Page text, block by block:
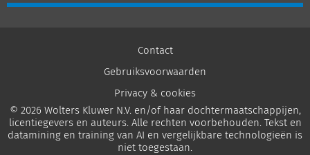
Contact
Gebruiksvoorwaarden
Privacy & cookies
© 2026 Wolters Kluwer N.V. en/of haar dochtermaatschappijen,
licentiegevers en auteurs. Alle rechten voorbehouden. Tekst en
datamining en training van AI en vergelijkbare technologieën is
niet toegestaan.